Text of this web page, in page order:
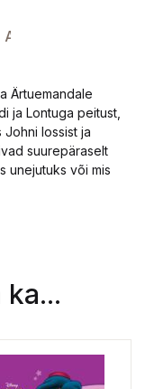
Andmed
Ärtuemandale
ja Lontuga peitust,
lossist ja
suurepäraselt
unejutuks või mis